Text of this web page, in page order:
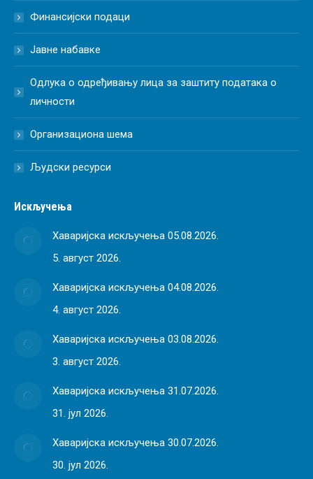
Финансијски подаци
Јавне набавке
Одлука о одређивању лица за заштиту података о
личности
Организациона шема
Људски ресурси
Искључења
Хаваријска искључења 05.08.2026.
5. август 2026.
Хаваријска искључења 04.08.2026.
4. август 2026.
Хаваријска искључења 03.08.2026.
3. август 2026.
Хаваријска искључења 31.07.2026.
31. јул 2026.
Хаваријска искључења 30.07.2026.
30. јул 2026.